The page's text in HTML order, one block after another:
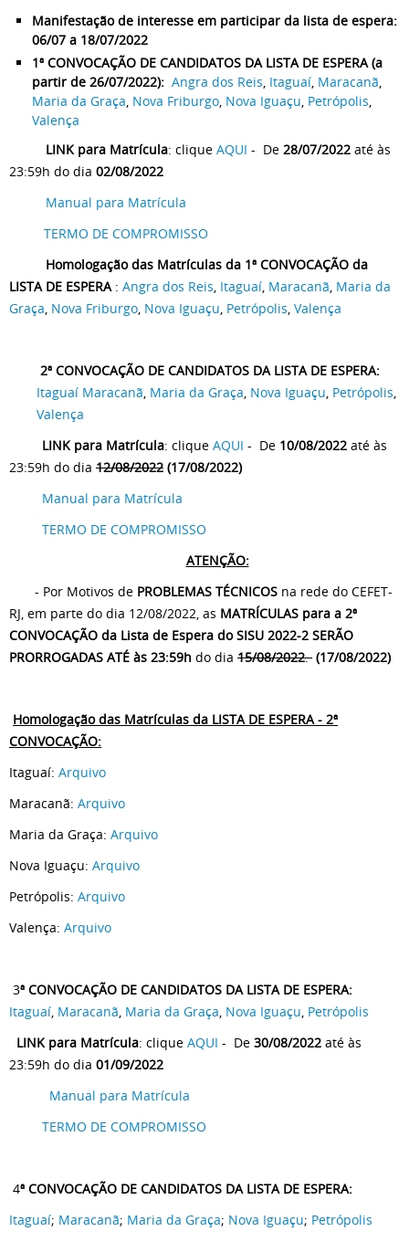
Manifestação de interesse em participar da lista de espera:
06/07 a 18/07/2022
1ª CONVOCAÇÃO DE CANDIDATOS DA LISTA DE ESPERA (a
partir de 26/07/2022): Angra dos Reis Itaguaí Maracanã
Maria da Graça Nova Friburgo Nova Iguaçu Petrópolis
Valença
LINK para Matrícula: clique AQUI - De 28/07/2022 até às
23:59h do dia 02/08/2022
Manual para Matrícula
TERMO DE COMPROMISSO
Homologação das Matrículas da 1ª CONVOCAÇÃO da
LISTA DE ESPERA : Angra dos Reis Itaguaí Maracanã Maria da
Graça Nova Friburgo Nova Iguaçu Petrópolis Valença
2ª CONVOCAÇÃO DE CANDIDATOS DA LISTA DE ESPERA:
Itaguaí Maracanã Maria da Graça Nova Iguaçu Petrópolis
Valença
LINK para Matrícula: clique AQUI - De 10/08/2022 até às
23:59h do dia 12/08/2022 (17/08/2022)
Manual para Matrícula
TERMO DE COMPROMISSO
ATENÇÃO:
- Por Motivos de PROBLEMAS TÉCNICOS na rede do CEFET-
RJ, em parte do dia 12/08/2022, as MATRÍCULAS para a 2ª
CONVOCAÇÃO da Lista de Espera do SISU 2022-2 SERÃO
PRORROGADAS ATÉ às 23:59h do dia 15/08/2022. (17/08/2022)
Homologação das Matrículas da LISTA DE ESPERA - 2ª
CONVOCAÇÃO:
Itaguaí: Arquivo
Maracanã: Arquivo
Maria da Graça: Arquivo
Nova Iguaçu: Arquivo
Petrópolis: Arquivo
Valença: Arquivo
3ª CONVOCAÇÃO DE CANDIDATOS DA LISTA DE ESPERA:
Itaguaí Maracanã Maria da Graça Nova Iguaçu Petrópolis
LINK para Matrícula: clique AQUI - De 30/08/2022 até às
23:59h do dia 01/09/2022
Manual para Matrícula
TERMO DE COMPROMISSO
4ª CONVOCAÇÃO DE CANDIDATOS DA LISTA DE ESPERA:
Itaguaí; Maracanã; Maria da Graça; Nova Iguaçu; Petrópolis